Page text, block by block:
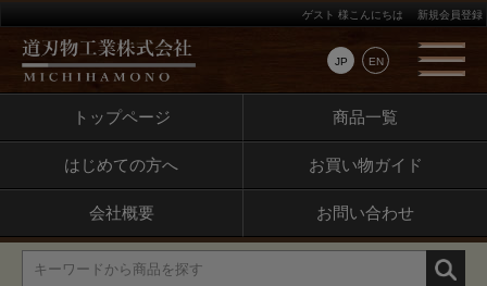
JP EN
ゲスト 様こんにちは 新規会員登録
トップページ 商品一覧
はじめての方へ お買い物ガイド
会社概要 お問い合わせ